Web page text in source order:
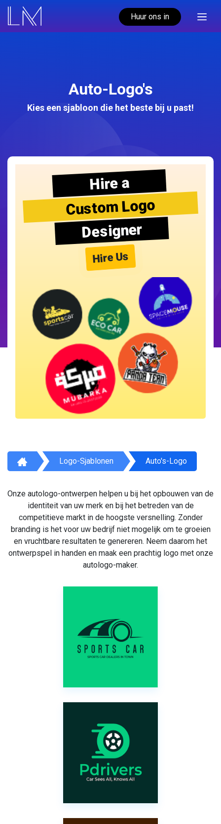
Huur ons in
Auto-Logo's
Kies een sjabloon die het beste bij u past!
Hire a
Custom Logo
Designer
Hire Us
Logo-Sjablonen Auto's-Logo
Onze autologo-ontwerpen helpen u bij het opbouwen van de
identiteit van uw merk en bij het betreden van de
competitieve markt in de hoogste versnelling. Zonder
branding is het voor uw bedrijf niet mogelijk om te groeien
en vruchtbare resultaten te genereren. Neem daarom het
ontwerpspel in handen en maak een prachtig logo met onze
autologo-maker.